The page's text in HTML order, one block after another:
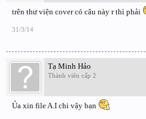
trên thư viện cover có câu này r thì phải
31/3/14
Tạ Minh Hảo
Thành viên cấp 2
Ủa xin file A.I chi vậy bạn